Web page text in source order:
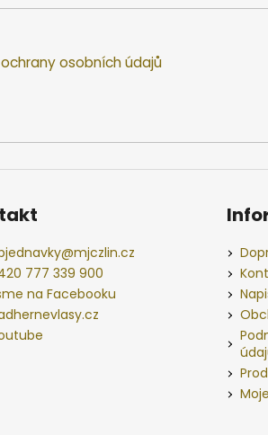
osobních údajů
@mjczlin.cz
777 339 900
na Facebooku